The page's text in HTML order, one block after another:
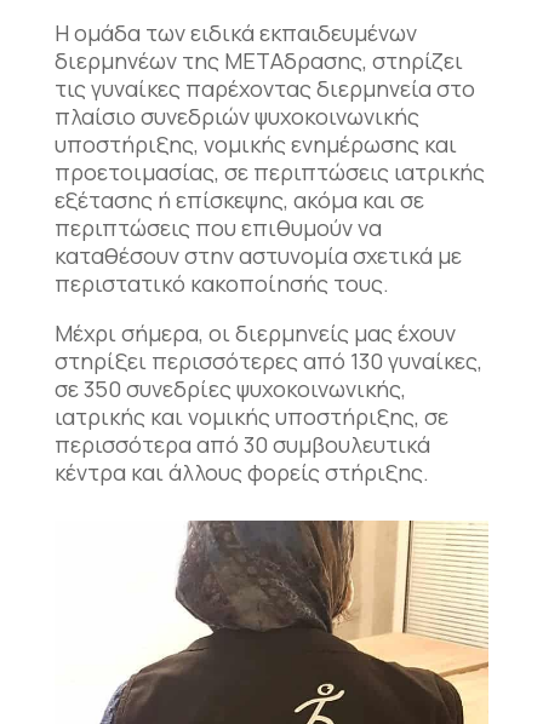
Η ομάδα των ειδικά εκπαιδευμένων
διερμηνέων της ΜΕΤΑδρασης, στηρίζει
τις γυναίκες παρέχοντας διερμηνεία στο
πλαίσιο συνεδριών ψυχοκοινωνικής
υποστήριξης, νομικής ενημέρωσης και
προετοιμασίας, σε περιπτώσεις ιατρικής
εξέτασης ή επίσκεψης, ακόμα και σε
περιπτώσεις που επιθυμούν να
καταθέσουν στην αστυνομία σχετικά με
περιστατικό κακοποίησής τους.
Μέχρι σήμερα, οι διερμηνείς μας έχουν
στηρίξει περισσότερες από 130 γυναίκες,
σε 350 συνεδρίες ψυχοκοινωνικής,
ιατρικής και νομικής υποστήριξης, σε
περισσότερα από 30 συμβουλευτικά
κέντρα και άλλους φορείς στήριξης.